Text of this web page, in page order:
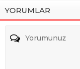
YORUMLAR